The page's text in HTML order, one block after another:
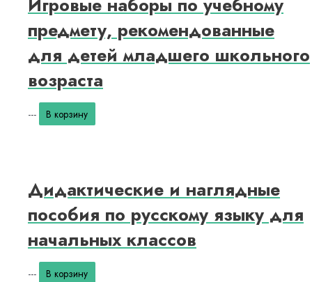
предмету, рекомендованные
для детей младшего школьного
возраста
--- В корзину
Дидактические и наглядные
пособия по русскому языку для
начальных классов
--- В корзину